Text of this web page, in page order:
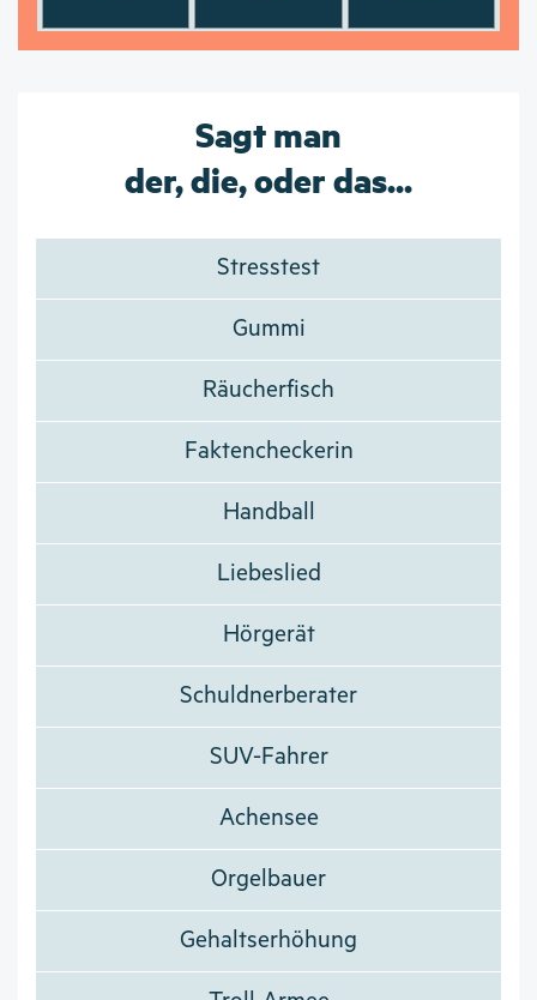
Sagt man
der, die, oder das...
Stresstest
Gummi
Räucherfisch
Faktencheckerin
Handball
Liebeslied
Hörgerät
Schuldnerberater
SUV-Fahrer
Achensee
Orgelbauer
Gehaltserhöhung